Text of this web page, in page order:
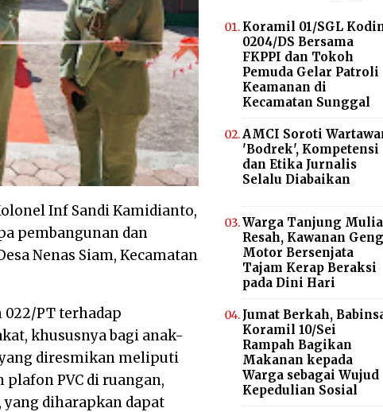
Inf Sandi Kamidianto,
pembangunan dan
Nenas Siam, Kecamatan
PT terhadap
khususnya bagi anak-
diresmikan meliputi
PVC di ruangan,
diharapkan dapat
Koramil 01/SGL
0204/DS Bersama
FKPPI dan Tokoh
Pemuda Gelar Patroli
Keamanan di
Kecamatan Sunggal
AMCI Soroti
'Bodrek', Kompetensi
dan Etika Jurnalis
Selalu Diabaikan
Warga Tanjung Mulia
Resah, Kawanan Geng
Motor Bersenjata
Tajam Kerap Beraksi
pada Dini Hari
Jumat Berkah,
Koramil 10/Sei
Rampah Bagikan
Makanan kepada
Warga sebagai Wujud
Kepedulian Sosial